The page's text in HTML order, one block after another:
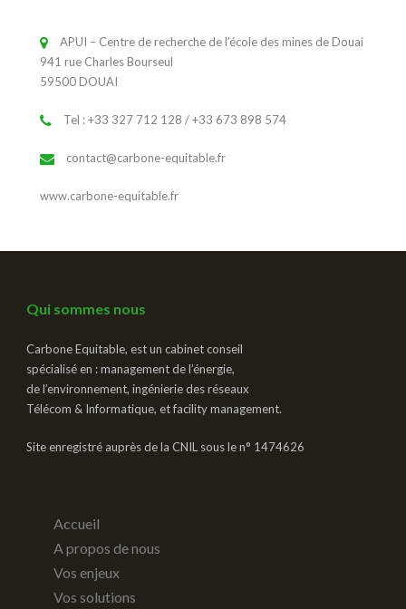
APUI – Centre de recherche de l’école des mines de Douai
941 rue Charles Bourseul
59500 DOUAI
Tel : +33 327 712 128 / +33 673 898 574
contact@carbone-equitable.fr
www.carbone-equitable.fr
Qui sommes nous
Carbone Equitable, est un cabinet conseil
spécialisé en : management de l’énergie,
de l’environnement, ingénierie des réseaux
Télécom & Informatique, et facility management.
Site enregistré auprès de la CNIL sous le n° 1474626
Accueil
A propos de nous
Vos enjeux
Vos solutions